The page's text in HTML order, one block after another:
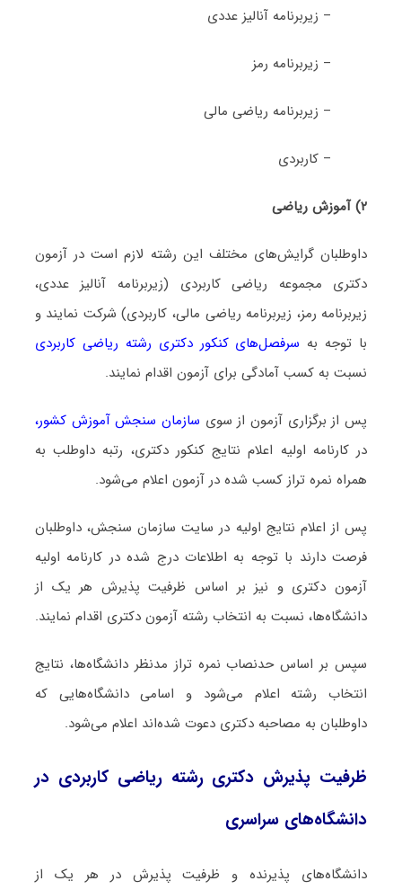
– زیربرنامه آنالیز عددی
– زیربرنامه رمز
– زیربرنامه ریاضی مالی
– کاربردی
۲) آموزش ریاضی
داوطلبان گرایش‌های مختلف این رشته لازم است در آزمون
دکتری مجموعه رﻳﺎضی ﻛﺎرﺑﺮدی (زیربرنامه آنالیز عددی،
زیربرنامه رمز، زیربرنامه ریاضی مالی، کاربردی) شرکت نمایند و
با توجه به سرفصل‌های کنکور دکتری رشته رﻳﺎضی ﻛﺎرﺑﺮدی
نسبت به کسب آمادگی برای آزمون اقدام نمایند.
پس از برگزاری آزمون از سوی سازمان سنجش آموزش کشور،
در کارنامه اولیه اعلام نتایج کنکور دکتری، رتبه داوطلب به
همراه نمره تراز کسب شده در آزمون اعلام می‌شود.
پس از اعلام نتایج اولیه در سایت سازمان سنجش، داوطلبان
فرصت دارند با توجه به اطلاعات درج شده در کارنامه اولیه
آزمون دکتری و نیز بر اساس ظرفیت پذیرش هر یک از
دانشگاه‌ها، نسبت به انتخاب رشته آزمون دکتری اقدام نمایند.
سپس بر اساس حدنصاب نمره تراز مدنظر دانشگاه‌ها، نتایج
انتخاب رشته اعلام می‌شود و اسامی دانشگاه‌هایی که
داوطلبان به مصاحبه دکتری دعوت شده‌اند اعلام می‌شود.
ظرفیت پذیرش دکتری رشته رﻳﺎضی کاربردی در
دانشگاه‌های سراسری
دانشگاه‌های پذیرنده و ظرفیت پذیرش در هر یک از